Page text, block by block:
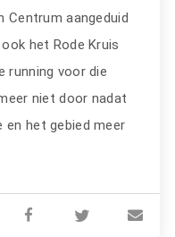
Centrum aangeduid
het Rode Kruis
running voor die
niet door nadat
het gebied meer